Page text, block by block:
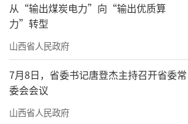
从“输出煤炭电力”向“输出优质算
力”转型
山西省人民政府
7月8日，省委书记唐登杰主持召开省委常
委会会议
山西省人民政府